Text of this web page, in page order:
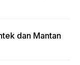
dan Mantan